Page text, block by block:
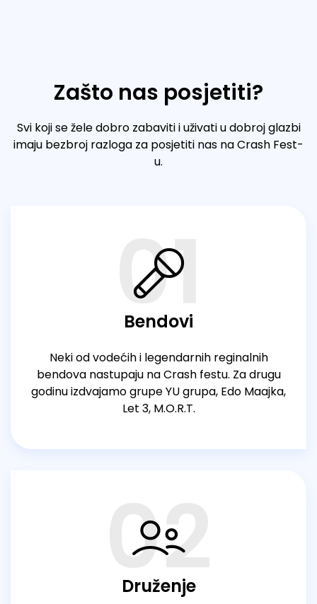
Zašto nas posjetiti?
Svi koji se žele dobro zabaviti i uživati u dobroj glazbi
imaju bezbroj razloga za posjetiti nas na Crash Fest-
u.
01
Bendovi
Neki od vodećih i legendarnih reginalnih
bendova nastupaju na Crash festu. Za drugu
godinu izdvajamo grupe YU grupa, Edo Maajka,
Let 3, M.O.R.T.
02
Druženje